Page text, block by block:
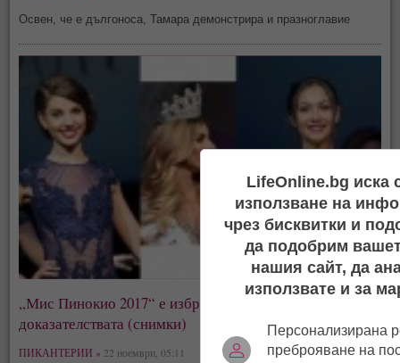
Освен, че е дългоноса, Тамара демонстрира и празноглавие
„Мис Пинокио 2017“ е избрана с измама – ето
доказателствата (снимки)
ПИКАНТЕРИИ » 22 ноември, 05:11
LifeOnline.bg иска
използване на
чрез бисквитки и
да подобрим
нашия сайт, да
използвате и за
Персонализирана
преброяване на